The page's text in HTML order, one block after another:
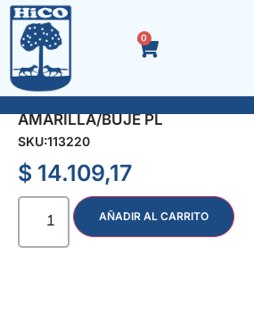
0
RUEDA NEUMAT. 260×80 4.10/
AMARILLA/BUJE PL
SKU:113220
$ 14.109,17
AÑADIR AL CARRITO